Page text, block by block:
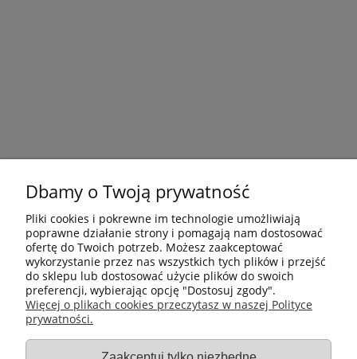
Płatności i dostawa
Dbamy o Twoją prywatność
Pliki cookies i pokrewne im technologie umożliwiają
poprawne działanie strony i pomagają nam dostosować
ofertę do Twoich potrzeb. Możesz zaakceptować
wykorzystanie przez nas wszystkich tych plików i przejść
do sklepu lub dostosować użycie plików do swoich
preferencji, wybierając opcję "Dostosuj zgody".
Więcej o plikach cookies przeczytasz w naszej Polityce
prywatności.